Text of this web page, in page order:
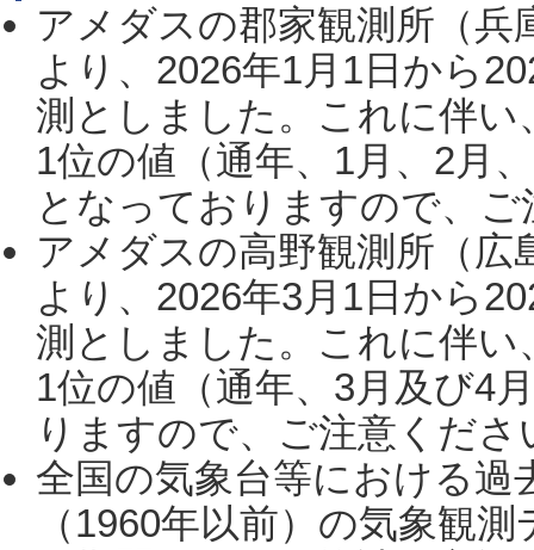
アメダスの郡家観測所（
より、2026年1月1日から
測としました。これに伴い
1位の値（通年、1月、2月
となっておりますので、
アメダスの高野観測所（
より、2026年3月1日から
測としました。これに伴い
1位の値（通年、3月及び4
りますので、ご注意くだ
全国の気象台等における過
（1960年以前）の気象観